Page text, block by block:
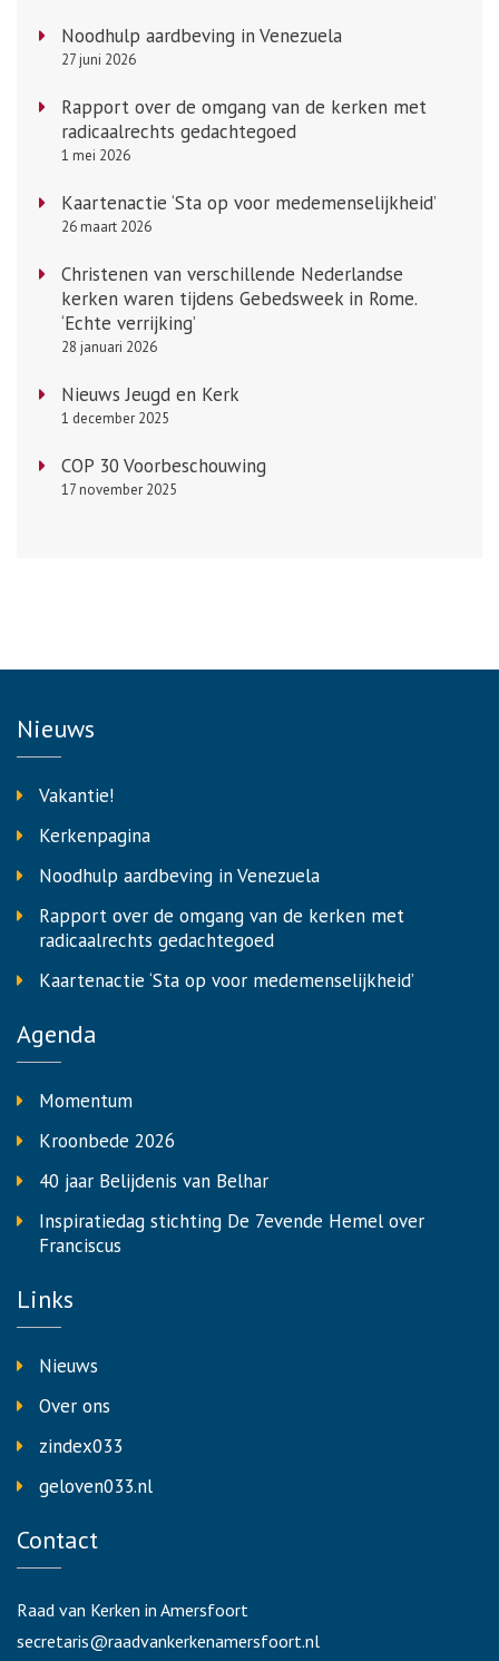
Noodhulp aardbeving in Venezuela
27 juni 2026
Rapport over de omgang van de kerken met
radicaalrechts gedachtegoed
1 mei 2026
Kaartenactie ‘Sta op voor medemenselijkheid’
26 maart 2026
Christenen van verschillende Nederlandse
kerken waren tijdens Gebedsweek in Rome.
‘Echte verrijking’
28 januari 2026
Nieuws Jeugd en Kerk
1 december 2025
COP 30 Voorbeschouwing
17 november 2025
Nieuws
Vakantie!
Kerkenpagina
Noodhulp aardbeving in Venezuela
Rapport over de omgang van de kerken met
radicaalrechts gedachtegoed
Kaartenactie ‘Sta op voor medemenselijkheid’
Agenda
Momentum
Kroonbede 2026
40 jaar Belijdenis van Belhar
Inspiratiedag stichting De 7evende Hemel over
Franciscus
Links
Nieuws
Over ons
zindex033
geloven033.nl
Contact
Raad van Kerken in Amersfoort
secretaris@raadvankerkenamersfoort.nl